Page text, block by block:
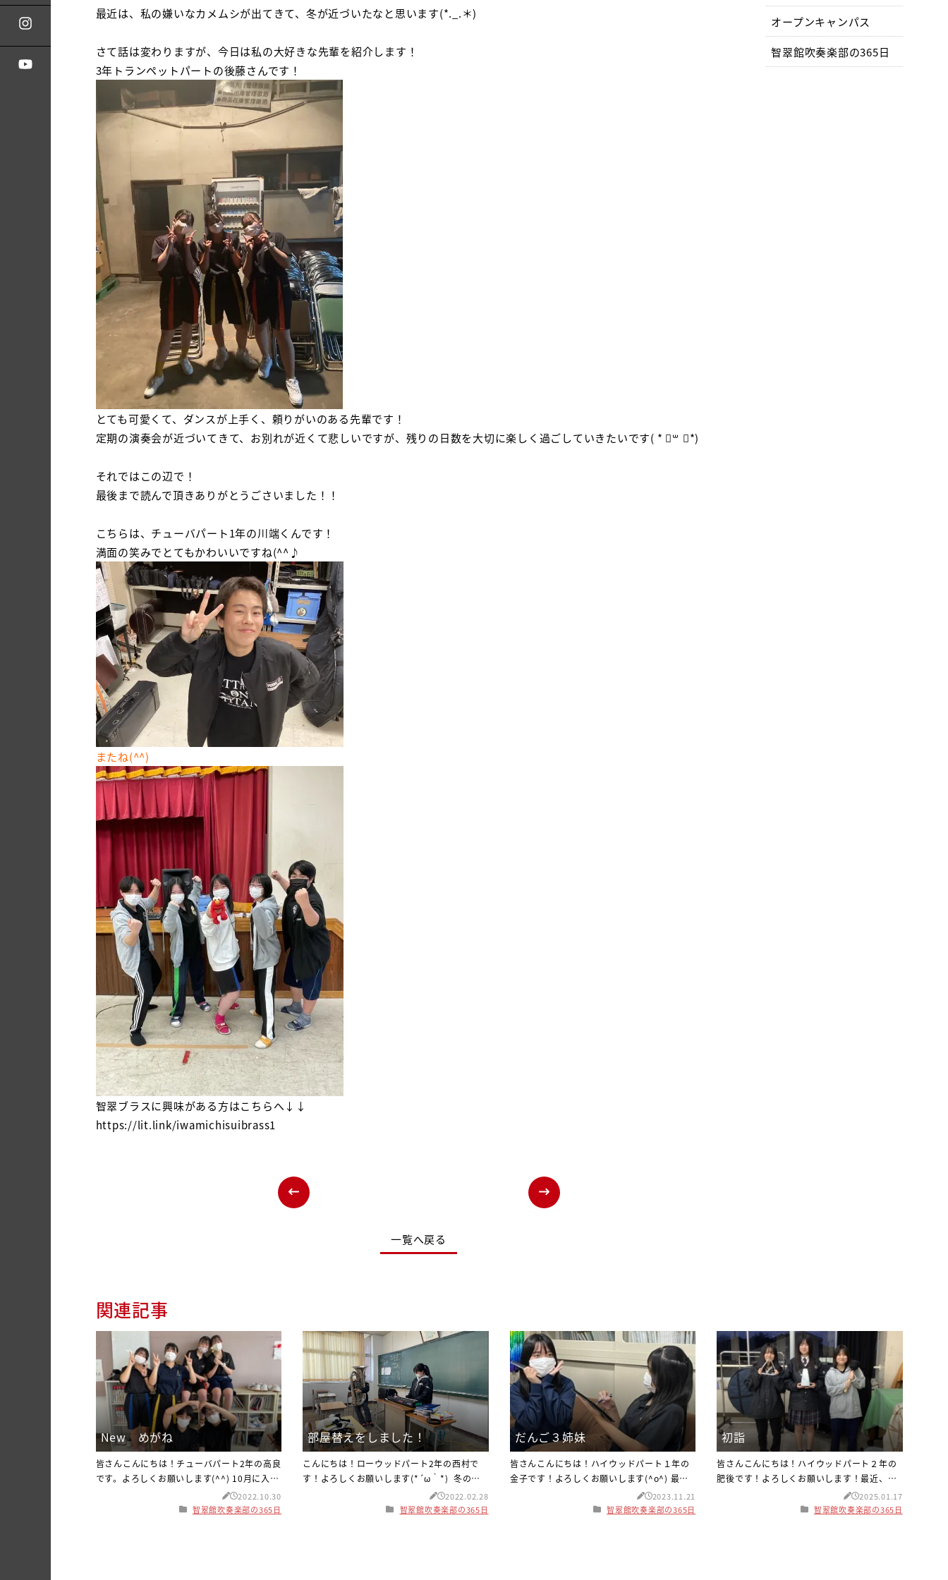
最近は、私の嫌いなカメムシが出てきて、冬が近づいたなと思います(*._.＊)
さて話は変わりますが、今日は私の大好きな先輩を紹介します！
3年トランペットパートの後藤さんです！
とても可愛くて、ダンスが上手く、頼りがいのある先輩です！
定期の演奏会が近づいてきて、お別れが近くて悲しいですが、残りの日数を大切に楽しく過ごしていきたいです( * ॑꒳॑*)
それではこの辺で！
最後まで読んで頂きありがとうごさいました！！
こちらは、チューバパート1年の川端くんです！
満面の笑みでとてもかわいいですね(^^♪
またね(^^)
智翠ブラスに興味がある方はこちらへ↓↓
https://lit.link/iwamichisuibrass1
一覧へ戻る
オープンキャンパス
智翠館吹奏楽部の365日
関連記事
New めがね
皆さんこんにちは！チューバパート2年の高良
です。よろしくお願いします(^^) 10月に入っ
てから段々と冷え込んで来ましたが、寒暖差
にこれからも気をつけて行きましょう！ さ
2022.10.30
智翠館吹奏楽部の365日
部屋替えをしました！
こんにちは！ローウッドパート2年の西村で
す！よろしくお願いします(*´ω｀*) 冬の季
節も終わり、だんだん暖かくなってきました
ね♪今私達は3年生さんの卒業式の練習と、学
2022.02.28
智翠館吹奏楽部の365日
だんご３姉妹
皆さんこんにちは！ハイウッドパート１年の
金子です！よろしくお願いします(^o^) 最近
はとても寒くなり、冬が近づいてきました！
体調管理をしっかりして冬を楽しんでいきま
2023.11.21
智翠館吹奏楽部の365日
初詣
皆さんこんにちは！ハイウッドパート２年の
肥後です！よろしくお願いします！最近、雪
が降ってきたり、雨も多くとっても冷えてき
ました( ;∀;)体をしっかり暖めて、体調不良に
2025.01.17
智翠館吹奏楽部の365日